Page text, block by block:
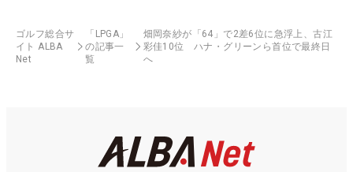
ゴルフ総合サ
イト ALBA
Net
「LPGA」
の記事一
覧
畑岡奈紗が「64」で2差6位に急浮上、古江
彩佳10位 ハナ・グリーンら首位で最終日
へ